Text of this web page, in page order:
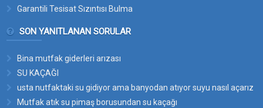
Garantili Tesisat Sızıntısı Bulma
SON YANITLANAN SORULAR
Bina mutfak giderleri arızası
SU KAÇAĞI
usta nutfaktaki su gidiyor ama banyodan atıyor suyu nasıl açarız
bu suyun yerini
Mutfak atık su pimaş borusundan su kaçağı